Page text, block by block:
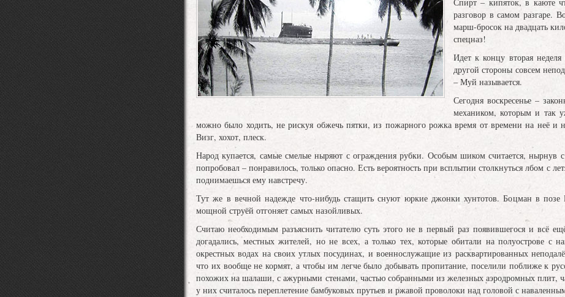
разговор в самом разгаре.
марш-бросок на двадцать
спецназ!
Идет к концу вторая
другой стороны совсем
– Муй называется.
Сегодня воскресенье –
механиком, которым и так
можно было ходить, не рискуя обжечь пятки, из пожарного рожка время от времени на неё и
Визг, хохот, плеск.
Народ купается, самые смелые ныряют с ограждения рубки. Особым шиком считается,
попробовал – понравилось, только опасно. Есть вероятность при всплытии столкнуться лбом с
поднимаешься ему навстречу.
Тут же в вечной надежде что-нибудь стащить снуют юркие джонки хунтотов. Боцман в
мощной струёй отгоняет самых назойливых.
Считаю необходимым разъяснить читателю суть этого не в первый раз появившегося и всё
догадались, местных жителей, но не всех, а только тех, которые обитали на полуострове
окрестных водах на своих утлых посудинах, и военнослужащие из расквартированных
что их вообще не кормят, а чтобы им легче было добывать пропитание, поселили поближе к
похожих на шалаши, с ажурными стенами, частью собранными из железных аэродромных
у них считалось переплетение бамбуковых прутьев и ржавой проволоки над головой с